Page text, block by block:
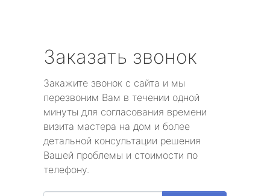
Заказать звонок
Закажите звонок с сайта и мы
перезвоним Вам в течении одной
минуты для согласования времени
визита мастера на дом и более
детальной консультации решения
Вашей проблемы и стоимости по
телефону.